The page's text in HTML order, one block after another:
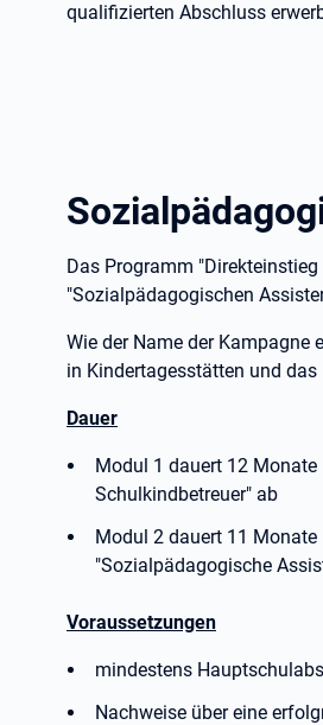
qualifizierten Abschluss
Das Programm
"Sozialpädagogischen
Wie der Name der Kampagne
in Kindertagesstätten und
Dauer
Modul 1 dauert 12
Schulkindbetreuer" ab
Modul 2 dauert 11
"Sozialpädagogische
Voraussetzungen
mindestens
Nachweise über eine